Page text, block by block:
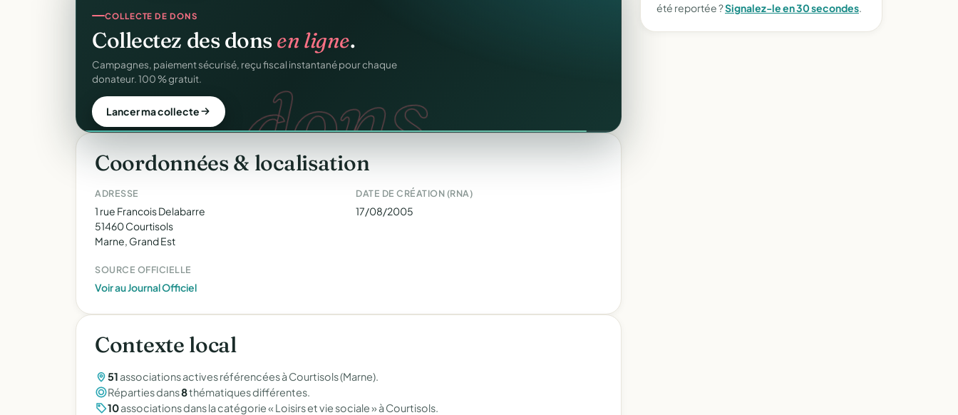
CERFA.
REÇUS FISCAUX
Vos reçusCERFAautomatiques.
Générés et envoyés à vos donateurs en un clic, conformes au modèle
officiel n°11580.
Automatiser mes reçus dons.
COLLECTE DE DONS
Collectez des donsen ligne.
Campagnes, paiement sécurisé, reçu fiscal instantané pour chaque
donateur. 100 % gratuit.
Lancer ma collecte
Coordonnées & localisation
ADRESSE
1 rue Francois Delabarre
51460 Courtisols
Marne, Grand Est
DATE DE CRÉATION (RNA)
17/08/2005
SOURCE OFFICIELLE
Voir au Journal Officiel
Contexte local
51 associations actives référencées à Courtisols (Marne).
Réparties dans8thématiques différentes.
10associations dans la catégorie « Loisirs et vie sociale » à Courtisols.
été reportée ?Signalez-le en 30 secondes.